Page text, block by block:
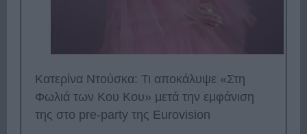
Κατερίνα Ντούσκα: Τι αποκάλυψε «Στη
Φωλιά των Κου Κου» μετά την εμφάνιση
της στο pre-party της Eurovision